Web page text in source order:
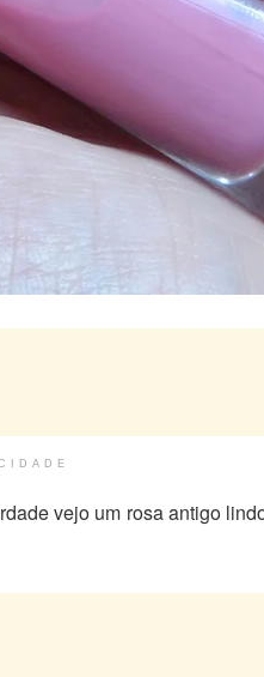
vejo um rosa antigo